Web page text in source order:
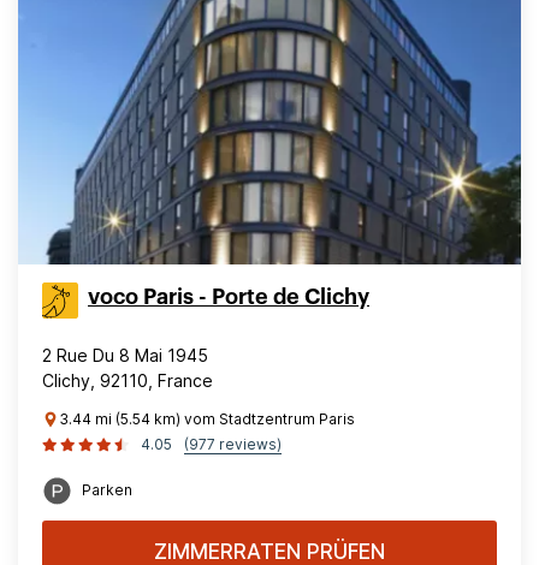
voco Paris - Porte de Clichy
2 Rue Du 8 Mai 1945
Clichy, 92110, France
3.44 mi (5.54 km) vom Stadtzentrum Paris
4.05
(977 reviews)
Parken
ZIMMERRATEN PRÜFEN